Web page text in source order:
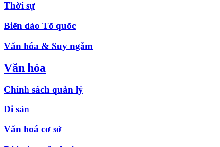
Thời sự
Biển đảo Tổ quốc
Văn hóa & Suy ngẫm
Văn hóa
Chính sách quản lý
Di sản
Văn hoá cơ sở